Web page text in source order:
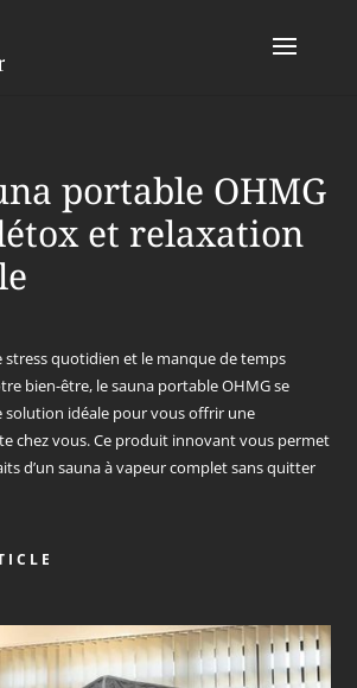
portable OHMG
et relaxation
stress quotidien et le manque de temps
bien-être, le sauna portable OHMG se
solution idéale pour vous offrir une
chez vous. Ce produit innovant vous permet
d’un sauna à vapeur complet sans quitter